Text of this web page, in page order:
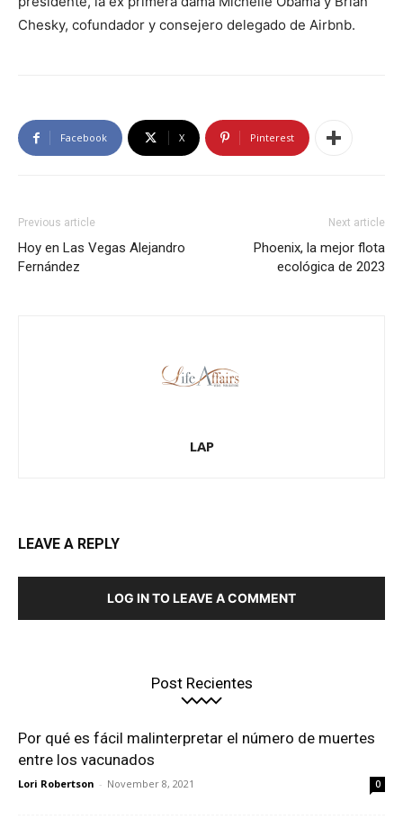
Chesky, cofundador y consejero delegado de Airbnb.
Facebook X Pinterest
Previous article
Hoy en Las Vegas Alejandro
Fernández
Next article
Phoenix, la mejor flota
ecológica de 2023
LAP
LEAVE A REPLY
LOG IN TO LEAVE A COMMENT
Post Recientes
Por qué es fácil malinterpretar el número de muertes
entre los vacunados
Lori Robertson - November 8, 2021 0